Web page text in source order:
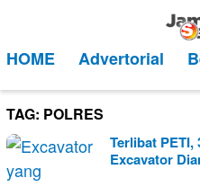
kontenMobile
HOME Advertorial
TAG: POLRES
Terlibat PETI,
Excavator